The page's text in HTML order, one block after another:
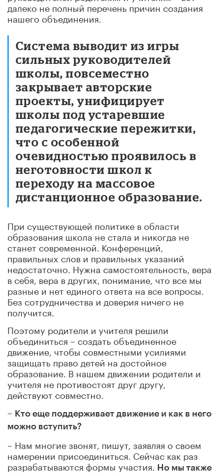
далеко не полный перечень причин создания
нашего объединения.
Система выводит из игры
сильных руководителей
школы, повсеместно
закрывает авторские
проекты, унифицирует
школы под устаревшие
педагогические пережитки,
что с особенной
очевидностью проявилось в
неготовности школ к
переходу на массовое
дистанционное образование.
При существующей политике в области
образования школа не стала и никогда не
станет современной. Конференций,
правильных слов и правильных указаний
недостаточно. Нужна самостоятельность, вера
в себя, вера в других, понимание, что все мы
разные и нет единого ответа на все вопросы.
Без сотрудничества и доверия ничего не
получится.
Поэтому родители и учителя решили
объединиться – создать объединенное
движение, чтобы совместными усилиями
защищать право детей на достойное
образование. В нашем движении родители и
учителя не противостоят друг другу,
действуют совместно.
– Кто еще поддерживает движение и как в него
можно вступить?
– Нам многие звонят, пишут, заявляя о своем
намерении присоединиться. Сейчас как раз
разрабатываются формы участия.
Но мы также